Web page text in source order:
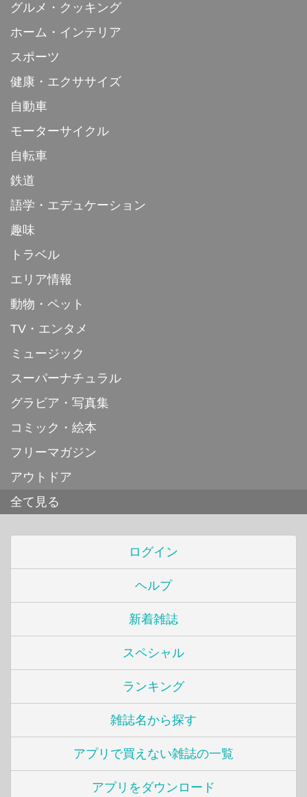
グルメ・クッキング
ホーム・インテリア
スポーツ
健康・エクササイズ
自動車
モーターサイクル
自転車
鉄道
語学・エデュケーション
趣味
トラベル
エリア情報
動物・ペット
TV・エンタメ
ミュージック
スーパーナチュラル
グラビア・写真集
コミック・絵本
フリーマガジン
アウトドア
全て見る
ログイン
ヘルプ
新着雑誌
スペシャル
ランキング
雑誌名から探す
アプリで買えない雑誌の一覧
アプリをダウンロード